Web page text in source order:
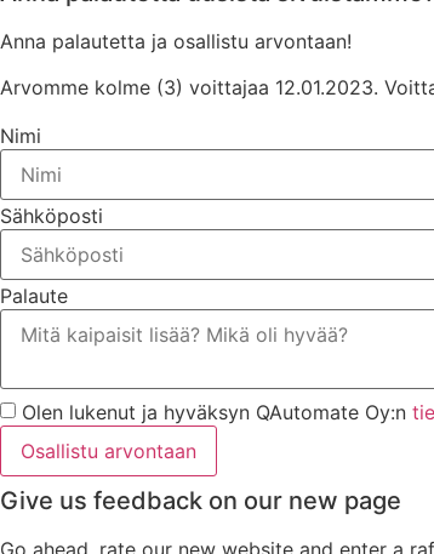
Anna palautetta ja osallistu arvontaan!
Arvomme kolme (3) voittajaa 12.01.2023.
Nimi
Sähköposti
Palaute
Olen lukenut ja hyväksyn QAutomate Oy:n
Osallistu arvontaan
Give us feedback on our new page
Go ahead, rate our new website and enter a